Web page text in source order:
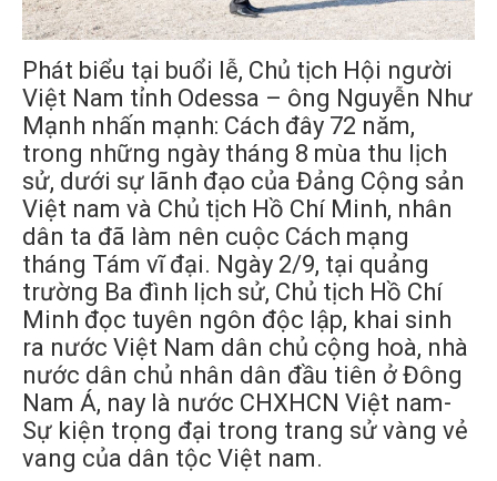
Phát biểu tại buổi lễ, Chủ tịch Hội người
Việt Nam tỉnh Odessa – ông Nguyễn Như
Mạnh nhấn mạnh: Cách đây 72 năm,
trong những ngày tháng 8 mùa thu lịch
sử, dưới sự lãnh đạo của Đảng Cộng sản
Việt nam và Chủ tịch Hồ Chí Minh, nhân
dân ta đã làm nên cuộc Cách mạng
tháng Tám vĩ đại. Ngày 2/9, tại quảng
trường Ba đình lịch sử, Chủ tịch Hồ Chí
Minh đọc tuyên ngôn độc lập, khai sinh
ra nước Việt Nam dân chủ cộng hoà, nhà
nước dân chủ nhân dân đầu tiên ở Đông
Nam Á, nay là nước CHXHCN Việt nam-
Sự kiện trọng đại trong trang sử vàng vẻ
vang của dân tộc Việt nam.